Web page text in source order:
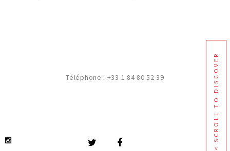
< SCROLL TO DISCOVER
Téléphone : +33 1 84 80 52 39